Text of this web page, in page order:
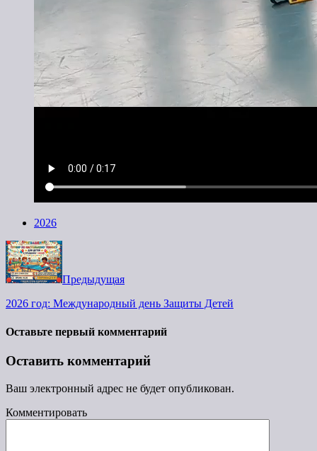
2026
Предыдущая
2026 год: Международный день Защиты Детей
Оставьте первый комментарий
Оставить комментарий
Ваш электронный адрес не будет опубликован.
Комментировать